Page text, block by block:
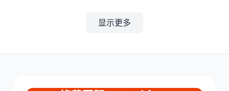
其他 小松
显示更多